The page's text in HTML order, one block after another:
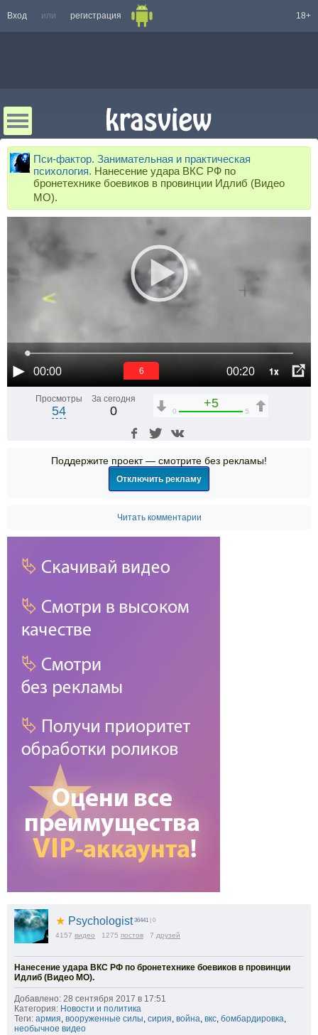
Вход или регистрация 18+
Пси-фактор. Занимательная и практическая
психология. Нанесение удара ВКС РФ по
бронетехнике боевиков в провинции Идлиб (Видео
МО).
00:00 00:20 1x
6
Просмотры
54
За сегодня
0
+5
0 5
Поддержите проект — смотрите без рекламы!
Отключить рекламу
Читать комментарии
★ Psychologist 36441 | 0
4157 видео 1275 постов 7 друзей
Нанесение удара ВКС РФ по бронетехнике боевиков в провинции
Идлиб (Видео МО).
Добавлено: 28 сентября 2017 в 17:51
Категория: Новости и политика
Теги: армия, вооруженные силы, сирия, война, вкс, бомбардировка,
необычное видео